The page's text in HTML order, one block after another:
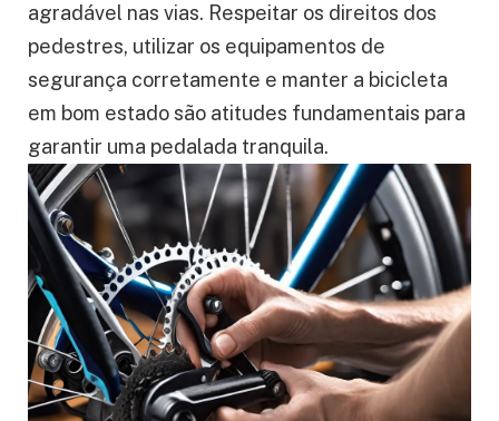
agradável nas vias. Respeitar os direitos dos
pedestres, utilizar os equipamentos de
segurança corretamente e manter a bicicleta
em bom estado são atitudes fundamentais para
garantir uma pedalada tranquila.